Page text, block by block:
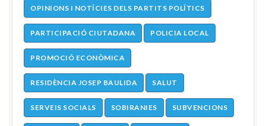
OPINIONS I NOTÍCIES DELS PARTITS POLÍTICS
PARTICIPACIÓ CIUTADANA POLICIA LOCAL
PROMOCIÓ ECONÒMICA
RESIDÈNCIA JOSEP BAULIDA SALUT
SERVEIS SOCIALS SOBIRANIES SUBVENCIONS